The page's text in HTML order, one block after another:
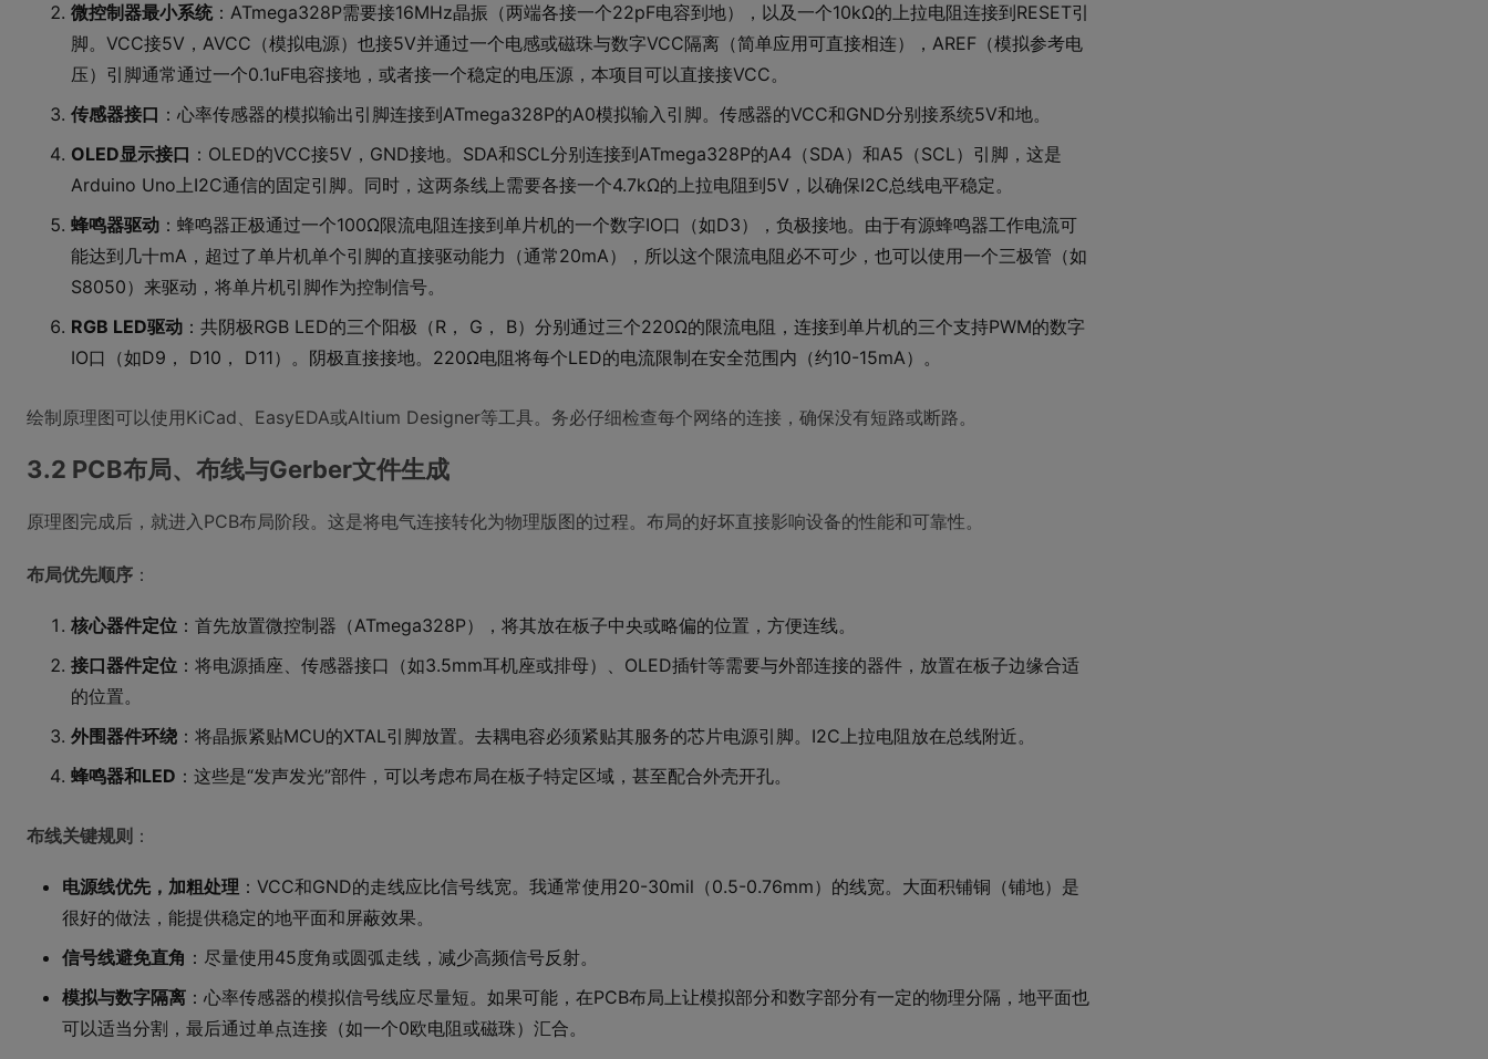
微控制器最小系统：ATmega328P需要接16MHz晶振（两端各接一个22pF电容到地），以及一个10kΩ的上拉电阻连接到RESET引
脚。VCC接5V，AVCC（模拟电源）也接5V并通过一个电感或磁珠与数字VCC隔离（简单应用可直接相连），AREF（模拟参考电
压）引脚通常通过一个0.1uF电容接地，或者接一个稳定的电压源，本项目可以直接接VCC。
传感器接口 ：心率传感器的模拟输出引脚连接到ATmega328P的A0模拟输入引脚。传感器的VCC和GND分别接系统5V和地。
OLED显示接口 ：OLED的VCC接5V，GND接地。SDA和SCL分别连接到ATmega328P的A4（SDA）和A5（SCL）引脚，这是
Arduino Uno上I2C通信的固定引脚。同时，这两条线上需要各接一个4.7kΩ的上拉电阻到5V，以确保I2C总线电平稳定。
蜂鸣器驱动 ：蜂鸣器正极通过一个100Ω限流电阻连接到单片机的一个数字IO口（如D3），负极接地。由于有源蜂鸣器工作电流可
能达到几十mA，超过了单片机单个引脚的直接驱动能力（通常20mA），所以这个限流电阻必不可少，也可以使用一个三极管（如
S8050）来驱动，将单片机引脚作为控制信号。
RGB LED驱动 ：共阴极RGB LED的三个阳极（R， G， B）分别通过三个220Ω的限流电阻，连接到单片机的三个支持PWM的数字
IO口（如D9， D10， D11）。阴极直接接地。220Ω电阻将每个LED的电流限制在安全范围内（约10-15mA）。
绘制原理图可以使用KiCad、EasyEDA或Altium Designer等工具。务必仔细检查每个网络的连接，确保没有短路或断路。
3.2 PCB布局、布线与Gerber文件生成
原理图完成后，就进入PCB布局阶段。这是将电气连接转化为物理版图的过程。布局的好坏直接影响设备的性能和可靠性。
布局优先顺序 ：
核心器件定位 ：首先放置微控制器（ATmega328P），将其放在板子中央或略偏的位置，方便连线。
接口器件定位 ：将电源插座、传感器接口（如3.5mm耳机座或排母）、OLED插针等需要与外部连接的器件，放置在板子边缘合适
的位置。
外围器件环绕 ：将晶振紧贴MCU的XTAL引脚放置。去耦电容必须紧贴其服务的芯片电源引脚。I2C上拉电阻放在总线附近。
蜂鸣器和LED ：这些是“发声发光”部件，可以考虑布局在板子特定区域，甚至配合外壳开孔。
布线关键规则 ：
电源线优先，加粗处理 ：VCC和GND的走线应比信号线宽。我通常使用20-30mil（0.5-0.76mm）的线宽。大面积铺铜（铺地）是
很好的做法，能提供稳定的地平面和屏蔽效果。
信号线避免直角 ：尽量使用45度角或圆弧走线，减少高频信号反射。
模拟与数字隔离 ：心率传感器的模拟信号线应尽量短。如果可能，在PCB布局上让模拟部分和数字部分有一定的物理分隔，地平面也
可以适当分割，最后通过单点连接（如一个0欧电阻或磁珠）汇合。